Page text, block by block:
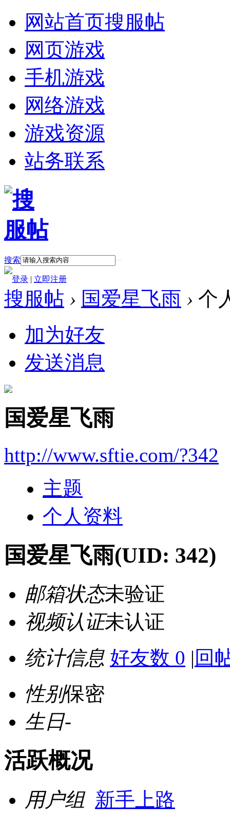
网站首页搜服帖
网页游戏
手机游戏
网络游戏
游戏资源
站务联系
搜索
登录 | 立即注册
搜服帖 › 国爱星飞雨 › 个
加为好友
发送消息
国爱星飞雨
http://www.sftie.com/?342
主题
个人资料
国爱星飞雨(UID: 342)
邮箱状态未验证
视频认证未认证
统计信息 好友数 0 | 回
性别保密
生日-
活跃概况
用户组 新手上路